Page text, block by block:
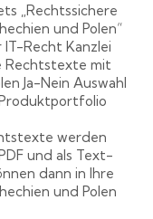
„Rechtssichere
und Polen“
Recht Kanzlei
Rechtstexte mit
Ja-Nein Auswahl
werden
und als Text-
dann in Ihre
und Polen